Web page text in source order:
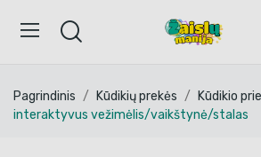
Pagrindinis Kūdikių prekės Kūdikio
interaktyvus vežimėlis/vaikštynė/stalas